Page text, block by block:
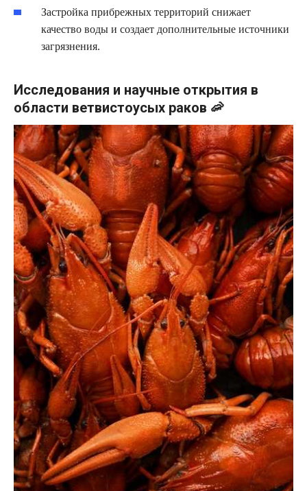
Застройка прибрежных территорий снижает
качество воды и создает дополнительные источники
загрязнения.
Исследования и научные открытия в
области ветвистоусых раков 🦐